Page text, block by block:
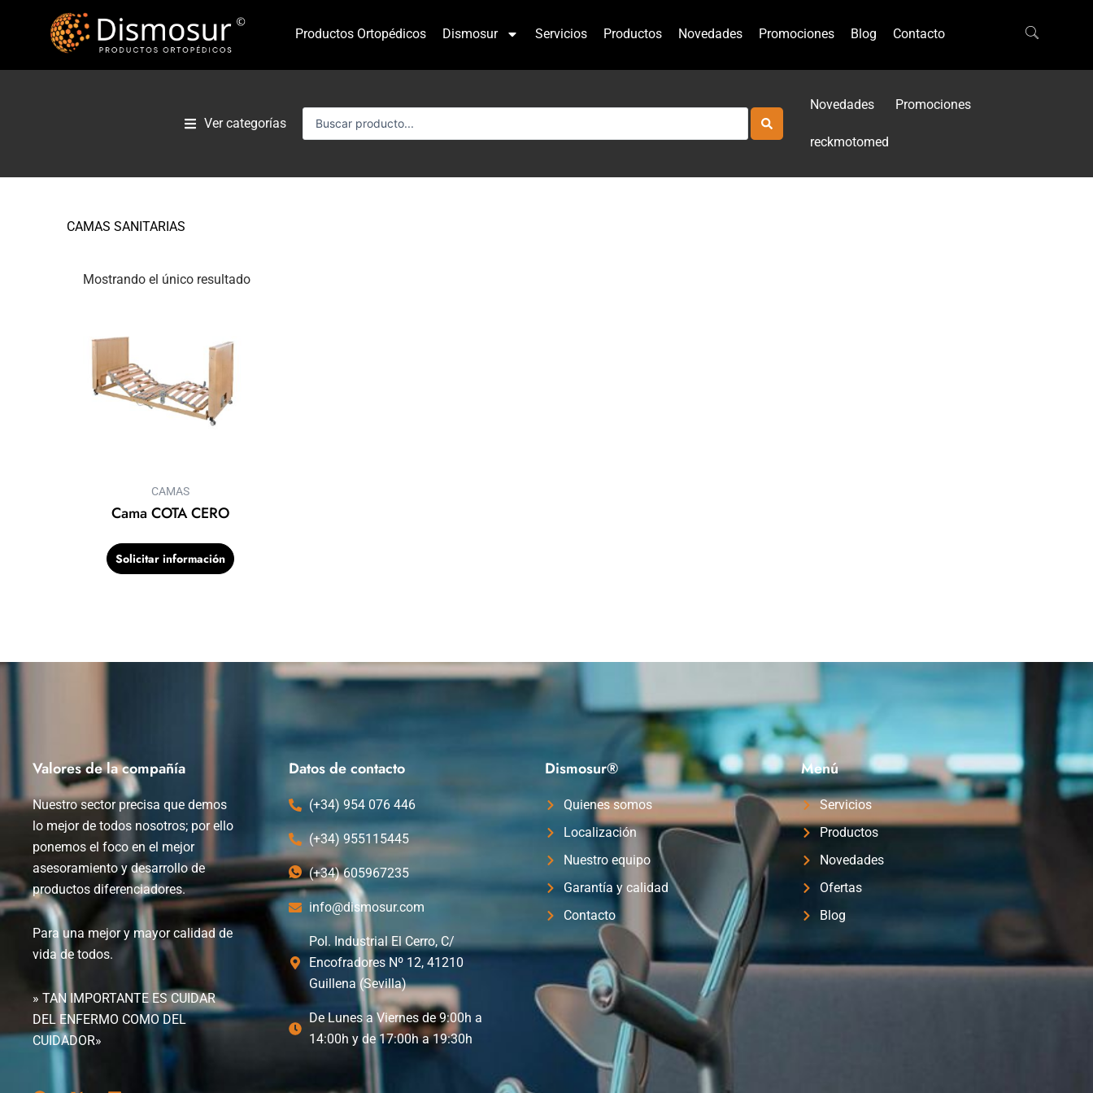
contenido
Productos Ortopédicos Dismosur Servicios Productos Novedades Promociones Blog Contacto
Ver categorías
Novedades Promociones
reckmotomed
CAMAS SANITARIAS
Mostrando el único resultado
CAMAS
Cama COTA CERO
Solicitar información
Valores de la compañía
Nuestro sector precisa que demos
lo mejor de todos nosotros; por ello
ponemos el foco en el mejor
asesoramiento y desarrollo de
productos diferenciadores.
Para una mejor y mayor calidad de
vida de todos.
» TAN IMPORTANTE ES CUIDAR
DEL ENFERMO COMO DEL
CUIDADOR»
Datos de contacto
(+34) 954 076 446
(+34) 955115445
(+34) 605967235
info@dismosur.com
Pol. Industrial El Cerro, C/
Encofradores Nº 12, 41210
Guillena (Sevilla)
De Lunes a Viernes de 9:00h a
14:00h y de 17:00h a 19:30h
Dismosur®
Quienes somos
Localización
Nuestro equipo
Garantía y calidad
Contacto
Menú
Servicios
Productos
Novedades
Ofertas
Blog